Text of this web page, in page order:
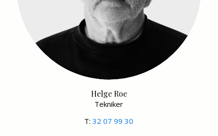
Helge Roe
Tekniker
T:32 07 99 30